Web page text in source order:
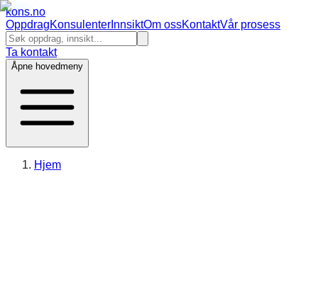
kons.no
OppdragKonsulenter InnsiktOm ossKontaktVår prosess
Ta kontakt
Åpne hovedmeny
Hjem